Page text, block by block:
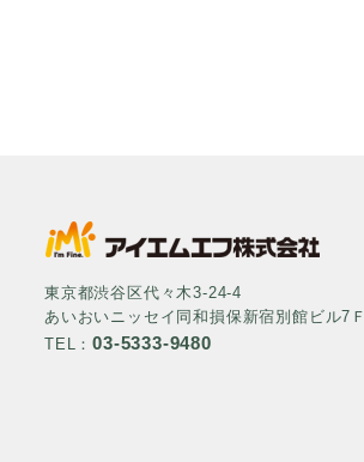
東京都渋谷区代々木3-24-4
あいおいニッセイ同和損保新宿別館ビル7Ｆ
TEL：03-5333-9480